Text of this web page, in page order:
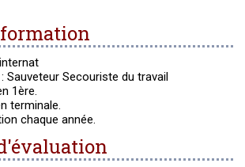
formation
Sauveteur Secouriste du travail
1ère.
terminale.
chaque année.